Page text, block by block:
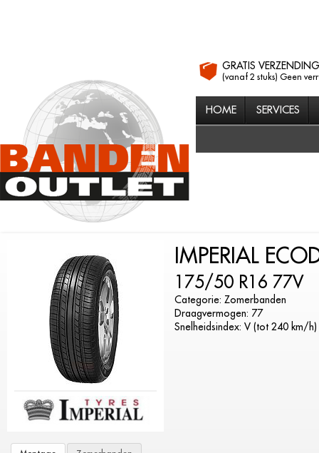
GRATIS VERZENDING
(vanaf 2 stuks) Geen
HOME SERVICES
IMPERIAL
175/50 R16 77V
Categorie: Zomerbanden
Draagvermogen: 77
Snelheidsindex: V (tot 240 km/h)